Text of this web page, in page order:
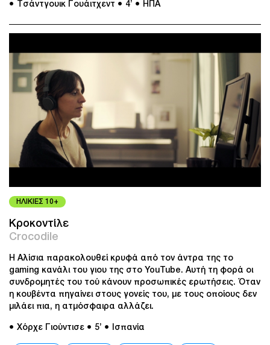
● Τσάντγουικ Γουάιτχεντ ● 4’ ● ΗΠΑ
ΗΛΙΚΙΕΣ 10+
Κροκοντίλε
Crocodile
Η Αλίσια παρακολουθεί κρυφά από τον άντρα της το
gaming κανάλι του γιου της στο YouTube. Αυτή τη φορά οι
συνδρομητές του τού κάνουν προσωπικές ερωτήσεις. Όταν
η κουβέντα πηγαίνει στους γονείς του, με τους οποίους δεν
μιλάει πια, η ατμόσφαιρα αλλάζει.
● Χόρχε Γιούντισε ● 5’ ● Ισπανία